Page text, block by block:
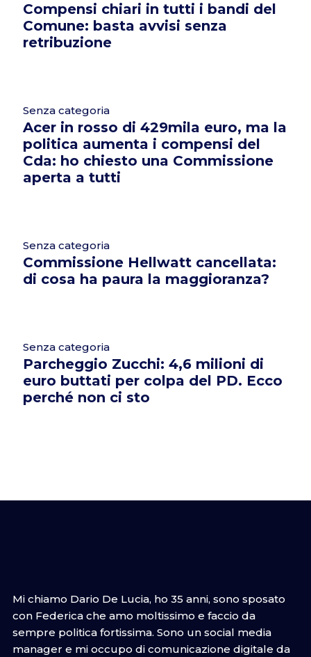
Compensi chiari in tutti i bandi del
Comune: basta avvisi senza
retribuzione
Senza categoria
Acer in rosso di 429mila euro, ma la
politica aumenta i compensi del
Cda: ho chiesto una Commissione
aperta a tutti
Senza categoria
Commissione Hellwatt cancellata:
di cosa ha paura la maggioranza?
Senza categoria
Parcheggio Zucchi: 4,6 milioni di
euro buttati per colpa del PD. Ecco
perché non ci sto
Mi chiamo Dario De Lucia, ho 35 anni, sono sposato
con Federica che amo moltissimo e faccio da
sempre politica fortissima. Sono un social media
manager e mi occupo di comunicazione digitale da